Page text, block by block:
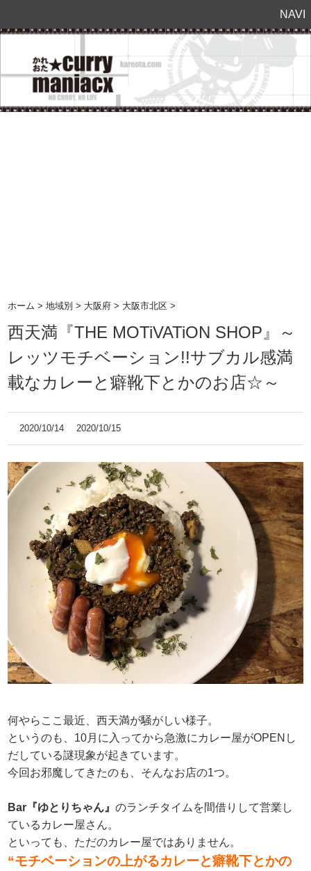
NAVI
ホーム >地域別 > 大阪府 > 大阪市北区 >
西天満『THE MOTiVATiON SHOP』～
レッツモチベーション!!サブカル感満
載なカレーと癖靴下とかのお店☆～
2020/10/14 2020/10/15
何やらここ最近、西天満が騒がしい様子。
というのも、10月に入ってから急激にカレー屋がOPENし
だしている謎現象が起きています。
今回お邪魔してきたのも、そんなお店の1つ。
Bar『ゆとりちゃん』のランチタイムを間借りして営業し
ているカレー屋さん。
といっても、ただのカレー屋ではありません。
“モチベーションの上がるカレーと癖靴下とかの